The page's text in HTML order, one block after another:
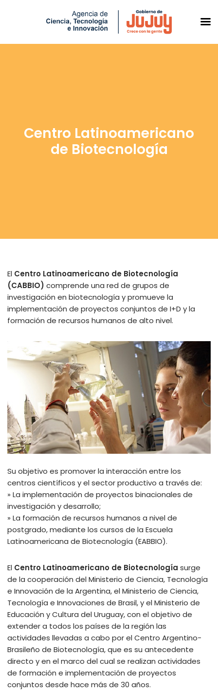
Centro Latinoamericano
de Biotecnología
El Centro Latinoamericano de Biotecnología
(CABBIO) comprende una red de grupos de
investigación en biotecnología y promueve la
implementación de proyectos conjuntos de I+D y la
formación de recursos humanos de alto nivel.
Su objetivo es promover la interacción entre los
centros científicos y el sector productivo a través de:
» La implementación de proyectos binacionales de
investigación y desarrollo;
» La formación de recursos humanos a nivel de
postgrado, mediante los cursos de la Escuela
Latinoamericana de Biotecnología (EABBIO).
El Centro Latinoamericano de Biotecnología surge
de la cooperación del Ministerio de Ciencia, Tecnología
e Innovación de la Argentina, el Ministerio de Ciencia,
Tecnología e Innovaciones de Brasil, y el Ministerio de
Educación y Cultura del Uruguay, con el objetivo de
extender a todos los países de la región las
actividades llevadas a cabo por el Centro Argentino-
Brasileño de Biotecnología, que es su antecedente
directo y en el marco del cual se realizan actividades
de formación e implementación de proyectos
conjuntos desde hace más de 30 años.